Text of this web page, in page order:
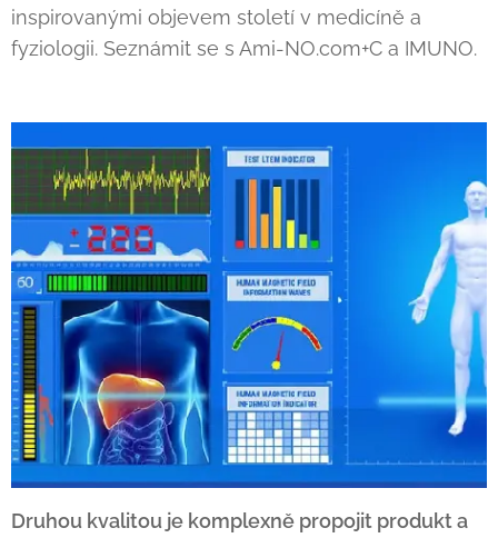
inspirovanými objevem století v medicíně a
fyziologii. Seznámit se s Ami-NO.com+C a IMUNO.
Druhou kvalitou je komplexně propojit produkt a